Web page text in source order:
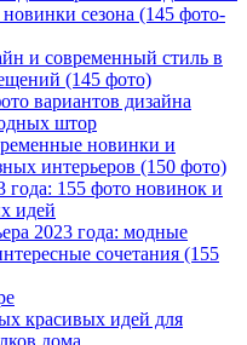
сезона (145 фото-
и современный стиль в
(145 фото)
вариантов дизайна
штор
новинки и
интерьеров (150 фото)
155 фото новинок и
идей
2023 года: модные
сочетания (155
красивых идей для